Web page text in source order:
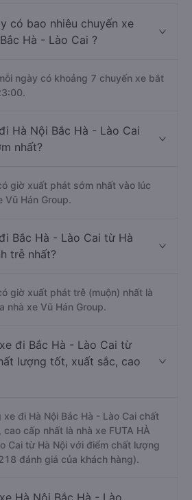
có bao nhiêu chuyến xe
Hà - Lào Cai ?
ngày có khoảng 7 chuyến xe bắt
Hà Nội Bắc Hà - Lào Cai
nhất?
giờ xuất phát sớm nhất vào lúc
Vũ Hán Group.
Bắc Hà - Lào Cai từ Hà
trễ nhất?
giờ xuất phát trễ (muộn) nhất là
nhà xe Vũ Hán Group.
đi Bắc Hà - Lào Cai từ
lượng tốt, xuất sắc, cao
đi Hà Nội Bắc Hà - Lào Cai chất
cấp nhất là nhà xe FUTA HÀ
Cai từ Hà Nội với điểm chất lượng
đánh giá của khách hàng).
Hà Nội Bắc Hà - Lào